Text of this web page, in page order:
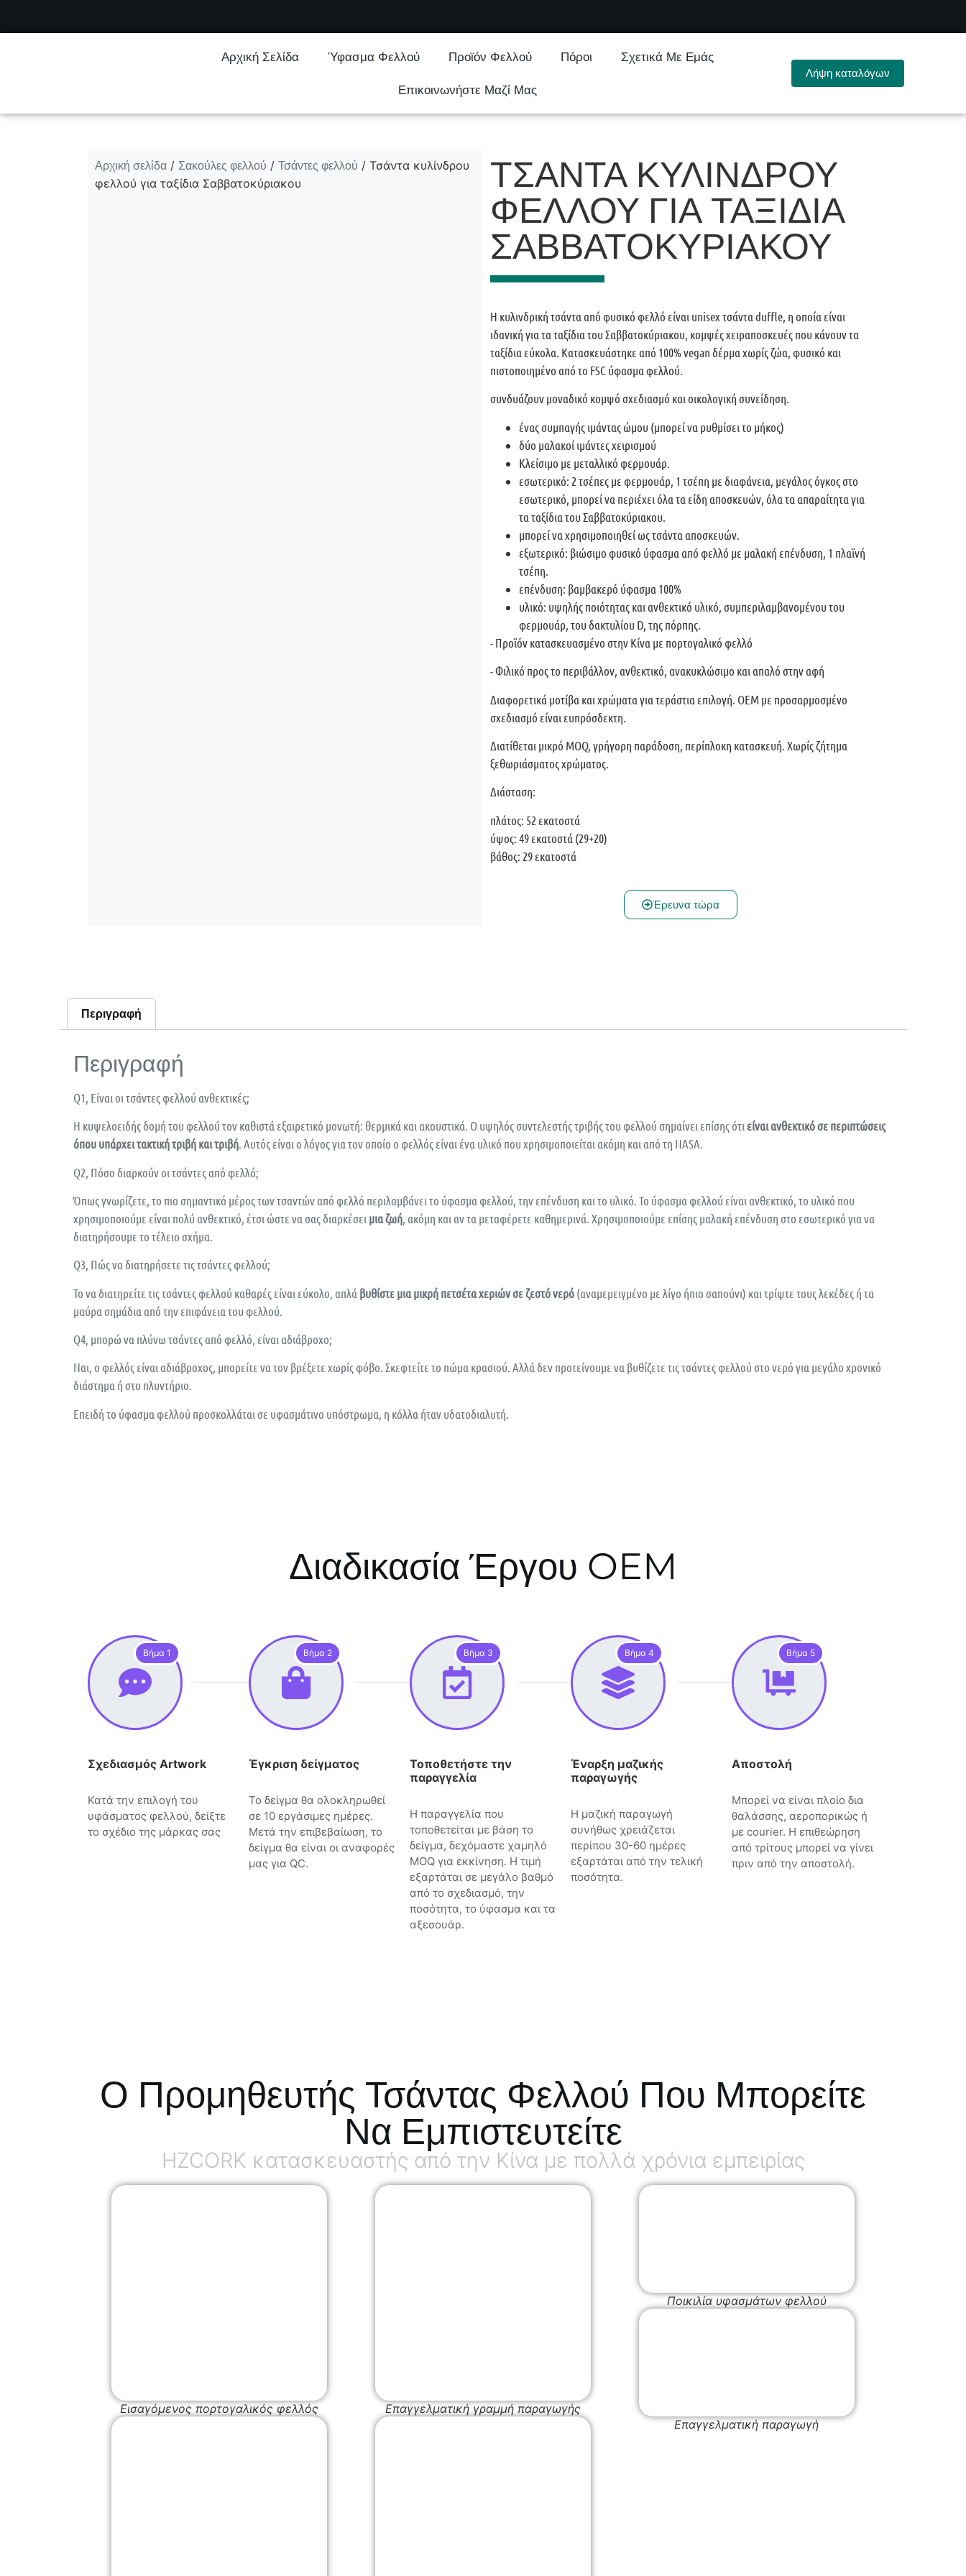
Αρχική Σελίδα Ύφασμα Φελλού Προϊόν Φελλού Πόροι
Σχετικά Με Εμάς
Επικοινωνήστε Μαζί Μας
Λήψη καταλόγων
Αρχική σελίδα / Σακούλες φελλού / Τσάντες φελλού / Τσάντα κυλίνδρου
φελλού για ταξίδια Σαββατοκύριακου
ΤΣΆΝΤΑ ΚΥΛΊΝΔΡΟΥ
ΦΕΛΛΟΎ ΓΙΑ ΤΑΞΊΔΙΑ
ΣΑΒΒΑΤΟΚΎΡΙΑΚΟΥ
Η κυλινδρική τσάντα από φυσικό φελλό είναι unisex τσάντα duffle, η οποία είναι
ιδανική για τα ταξίδια του Σαββατοκύριακου, κομψές χειραποσκευές που κάνουν τα
ταξίδια εύκολα. Κατασκευάστηκε από 100% vegan δέρμα χωρίς ζώα, φυσικό και
πιστοποιημένο από το FSC ύφασμα φελλού.
συνδυάζουν μοναδικό κομψό σχεδιασμό και οικολογική συνείδηση.
ένας συμπαγής ιμάντας ώμου (μπορεί να ρυθμίσει το μήκος)
δύο μαλακοί ιμάντες χειρισμού
Κλείσιμο με μεταλλικό φερμουάρ.
εσωτερικό: 2 τσέπες με φερμουάρ, 1 τσέπη με διαφάνεια, μεγάλος όγκος στο
εσωτερικό, μπορεί να περιέχει όλα τα είδη αποσκευών, όλα τα απαραίτητα για
τα ταξίδια του Σαββατοκύριακου.
μπορεί να χρησιμοποιηθεί ως τσάντα αποσκευών.
εξωτερικό: βιώσιμο φυσικό ύφασμα από φελλό με μαλακή επένδυση, 1 πλαϊνή
τσέπη.
επένδυση: βαμβακερό ύφασμα 100%
υλικό: υψηλής ποιότητας και ανθεκτικό υλικό, συμπεριλαμβανομένου του
φερμουάρ, του δακτυλίου D, της πόρπης.
- Προϊόν κατασκευασμένο στην Κίνα με πορτογαλικό φελλό
- Φιλικό προς το περιβάλλον, ανθεκτικό, ανακυκλώσιμο και απαλό στην αφή
Διαφορετικά μοτίβα και χρώματα για τεράστια επιλογή. OEM με προσαρμοσμένο
σχεδιασμό είναι ευπρόσδεκτη.
Διατίθεται μικρό MOQ, γρήγορη παράδοση, περίπλοκη κατασκευή. Χωρίς ζήτημα
ξεθωριάσματος χρώματος.
Διάσταση:
πλάτος: 52 εκατοστά
ύψος: 49 εκατοστά (29+20)
βάθος: 29 εκατοστά
Έρευνα τώρα
Περιγραφή
Περιγραφή
Q1, Είναι οι τσάντες φελλού ανθεκτικές;
Η κυψελοειδής δομή του φελλού τον καθιστά εξαιρετικό μονωτή: θερμικά και ακουστικά. Ο υψηλός συντελεστής τριβής του φελλού σημαίνει επίσης ότι είναι ανθεκτικό σε περιπτώσεις
όπου υπάρχει τακτική τριβή και τριβή. Αυτός είναι ο λόγος για τον οποίο ο φελλός είναι ένα υλικό που χρησιμοποιείται ακόμη και από τη NASA.
Q2, Πόσο διαρκούν οι τσάντες από φελλό;
Όπως γνωρίζετε, το πιο σημαντικό μέρος των τσαντών από φελλό περιλαμβάνει το ύφασμα φελλού, την επένδυση και το υλικό. Το ύφασμα φελλού είναι ανθεκτικό, το υλικό που
χρησιμοποιούμε είναι πολύ ανθεκτικό, έτσι ώστε να σας διαρκέσει μια ζωή , ακόμη και αν τα μεταφέρετε καθημερινά. Χρησιμοποιούμε επίσης μαλακή επένδυση στο εσωτερικό για να
διατηρήσουμε το τέλειο σχήμα.
Q3, Πώς να διατηρήσετε τις τσάντες φελλού;
Το να διατηρείτε τις τσάντες φελλού καθαρές είναι εύκολο, απλά βυθίστε μια μικρή πετσέτα χεριών σε ζεστό νερό (αναμεμειγμένο με λίγο ήπιο σαπούνι) και τρίψτε τους λεκέδες ή τα
μαύρα σημάδια από την επιφάνεια του φελλού.
Q4, μπορώ να πλύνω τσάντες από φελλό, είναι αδιάβροχο;
Ναι, ο φελλός είναι αδιάβροχος, μπορείτε να τον βρέξετε χωρίς φόβο. Σκεφτείτε το πώμα κρασιού. Αλλά δεν προτείνουμε να βυθίζετε τις τσάντες φελλού στο νερό για μεγάλο χρονικό
διάστημα ή στο πλυντήριο.
Επειδή το ύφασμα φελλού προσκολλάται σε υφασμάτινο υπόστρωμα, η κόλλα ήταν υδατοδιαλυτή.
Διαδικασία Έργου OEM
Βήμα 1
Σχεδιασμός Artwork
Κατά την επιλογή του
υφάσματος φελλού, δείξτε
το σχέδιο της μάρκας σας
Βήμα 2
Έγκριση δείγματος
Το δείγμα θα ολοκληρωθεί
σε 10 εργάσιμες ημέρες.
Μετά την επιβεβαίωση, το
δείγμα θα είναι οι αναφορές
μας για QC.
Βήμα 3
Τοποθετήστε την
παραγγελία
Η παραγγελία που
τοποθετείται με βάση το
δείγμα, δεχόμαστε χαμηλό
MOQ για εκκίνηση. Η τιμή
εξαρτάται σε μεγάλο βαθμό
από το σχεδιασμό, την
ποσότητα, το ύφασμα και τα
αξεσουάρ.
Βήμα 4
Έναρξη μαζικής
παραγωγής
Η μαζική παραγωγή
συνήθως χρειάζεται
περίπου 30-60 ημέρες
εξαρτάται από την τελική
ποσότητα.
Βήμα 5
Αποστολή
Μπορεί να είναι πλοίο δια
θαλάσσης, αεροπορικώς ή
με courier. Η επιθεώρηση
από τρίτους μπορεί να γίνει
πριν από την αποστολή.
Ο Προμηθευτής Τσάντας Φελλού Που Μπορείτε
Να Εμπιστευτείτε
HZCORK κατασκευαστής από την Κίνα με πολλά χρόνια εμπειρίας
Εισαγόμενος πορτογαλικός φελλός Επαγγελματική γραμμή παραγωγής
Ποικιλία υφασμάτων φελλού
Επαγγελματική παραγωγή